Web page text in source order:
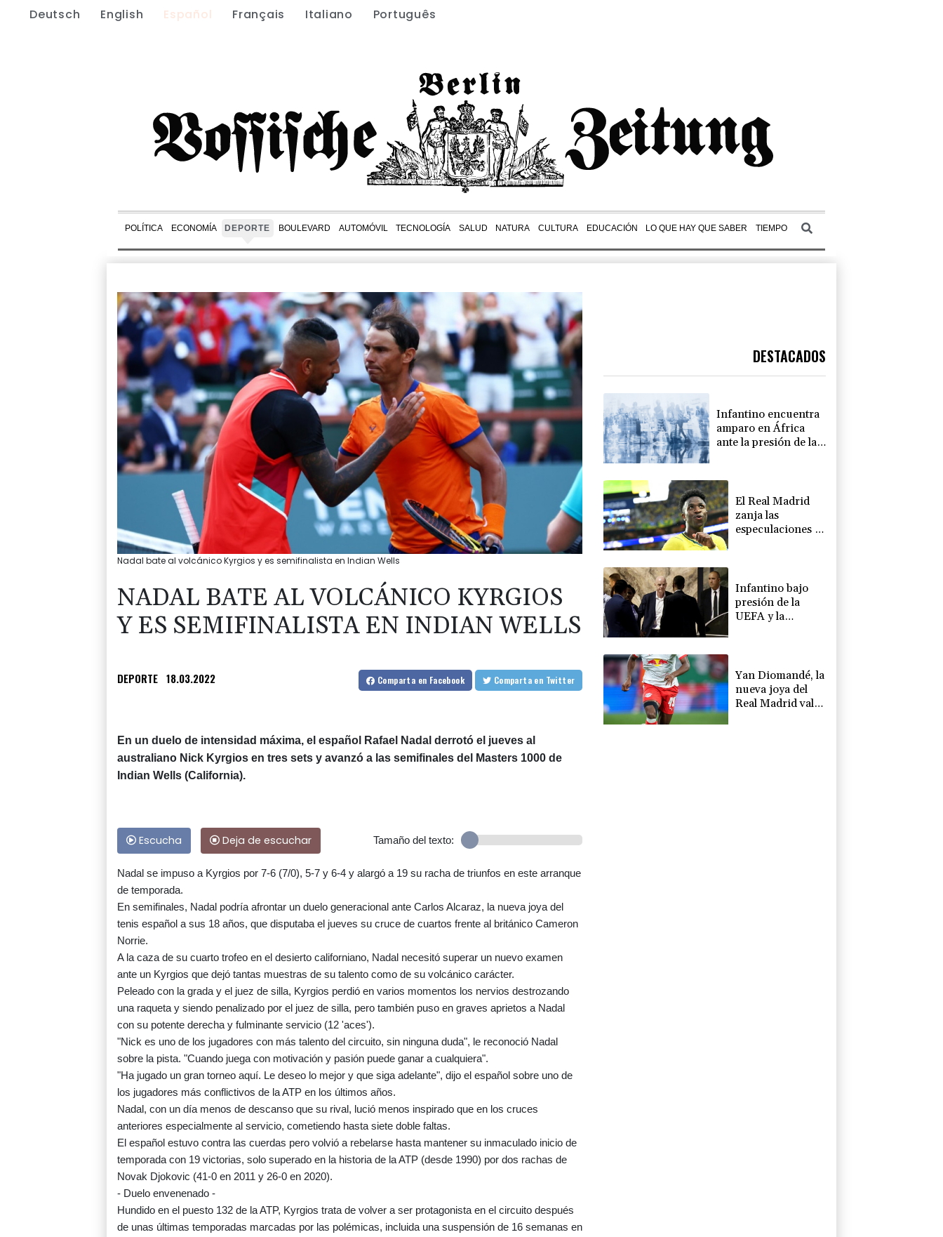
Deutsch English Español Français Italiano Português
POLÍTICA ECONOMÍA DEPORTE BOULEVARD AUTOMÓVIL TECNOLOGÍA SALUD NATURA CULTURA EDUCACIÓN LO QUE HAY QUE SABER TIEMPO
Nadal bate al volcánico Kyrgios y es semifinalista en Indian Wells
NADAL BATE AL VOLCÁNICO KYRGIOS
Y ES SEMIFINALISTA EN INDIAN WELLS
DEPORTE 18.03.2022 Comparta en Facebook Comparta en Twitter
En un duelo de intensidad máxima, el español Rafael Nadal derrotó el jueves al
australiano Nick Kyrgios en tres sets y avanzó a las semifinales del Masters 1000 de
Indian Wells (California).
Escucha Deja de escuchar Tamaño del texto:
Nadal se impuso a Kyrgios por 7-6 (7/0), 5-7 y 6-4 y alargó a 19 su racha de triunfos en este arranque
de temporada.
En semifinales, Nadal podría afrontar un duelo generacional ante Carlos Alcaraz, la nueva joya del
tenis español a sus 18 años, que disputaba el jueves su cruce de cuartos frente al británico Cameron
Norrie.
A la caza de su cuarto trofeo en el desierto californiano, Nadal necesitó superar un nuevo examen
ante un Kyrgios que dejó tantas muestras de su talento como de su volcánico carácter.
Peleado con la grada y el juez de silla, Kyrgios perdió en varios momentos los nervios destrozando
una raqueta y siendo penalizado por el juez de silla, pero también puso en graves aprietos a Nadal
con su potente derecha y fulminante servicio (12 'aces').
"Nick es uno de los jugadores con más talento del circuito, sin ninguna duda", le reconoció Nadal
sobre la pista. "Cuando juega con motivación y pasión puede ganar a cualquiera".
"Ha jugado un gran torneo aquí. Le deseo lo mejor y que siga adelante", dijo el español sobre uno de
los jugadores más conflictivos de la ATP en los últimos años.
Nadal, con un día menos de descanso que su rival, lució menos inspirado que en los cruces
anteriores especialmente al servicio, cometiendo hasta siete doble faltas.
El español estuvo contra las cuerdas pero volvió a rebelarse hasta mantener su inmaculado inicio de
temporada con 19 victorias, solo superado en la historia de la ATP (desde 1990) por dos rachas de
Novak Djokovic (41-0 en 2011 y 26-0 en 2020).
- Duelo envenenado -
Hundido en el puesto 132 de la ATP, Kyrgios trata de volver a ser protagonista en el circuito después
de unas últimas temporadas marcadas por las polémicas, incluida una suspensión de 16 semanas en
DESTACADOS
Infantino encuentra
amparo en África
ante la presión de la
El Real Madrid
zanja las
especulaciones y
Infantino bajo
presión de la
UEFA y la
Yan Diomandé, la
nueva joya del
Real Madrid vale